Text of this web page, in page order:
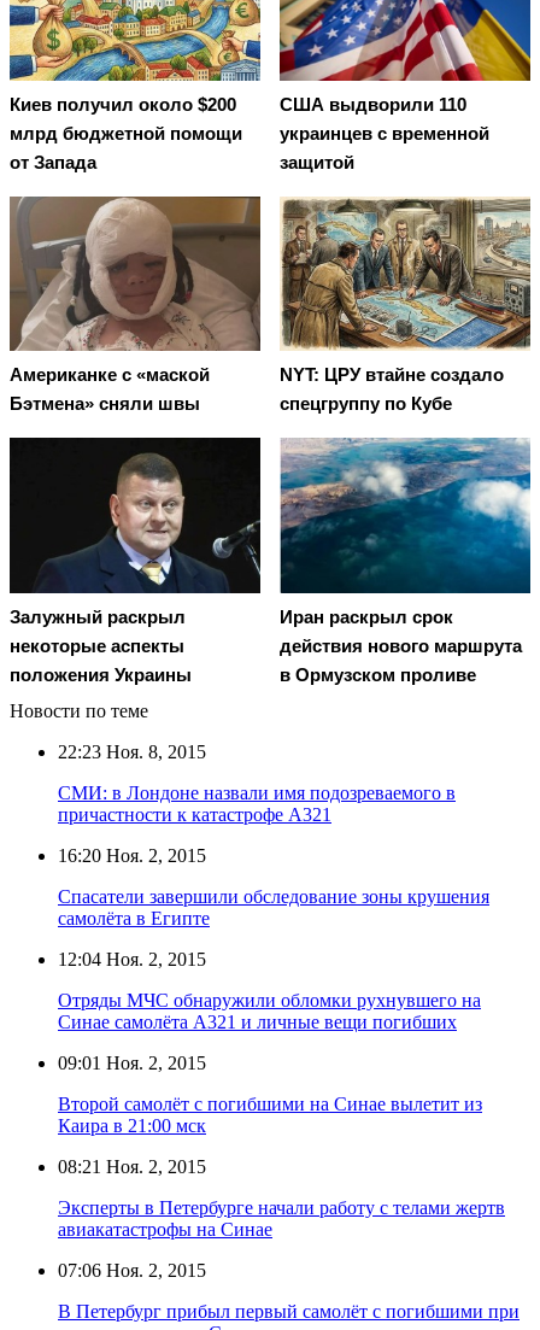
Киев получил около $200
млрд бюджетной помощи
от Запада
США выдворили 110
украинцев с временной
защитой
Американке с «маской
Бэтмена» сняли швы
NYT: ЦРУ втайне создало
спецгруппу по Кубе
Залужный раскрыл
некоторые аспекты
положения Украины
Иран раскрыл срок
действия нового маршрута
в Ормузском проливе
Новости по теме
22:23 Ноя. 8, 2015
СМИ: в Лондоне назвали имя подозреваемого в
причастности к катастрофе А321
16:20 Ноя. 2, 2015
Спасатели завершили обследование зоны крушения
самолёта в Египте
12:04 Ноя. 2, 2015
Отряды МЧС обнаружили обломки рухнувшего на
Синае самолёта А321 и личные вещи погибших
09:01 Ноя. 2, 2015
Второй самолёт с погибшими на Синае вылетит из
Каира в 21:00 мск
08:21 Ноя. 2, 2015
Эксперты в Петербурге начали работу с телами жертв
авиакатастрофы на Синае
07:06 Ноя. 2, 2015
В Петербург прибыл первый самолёт с погибшими при